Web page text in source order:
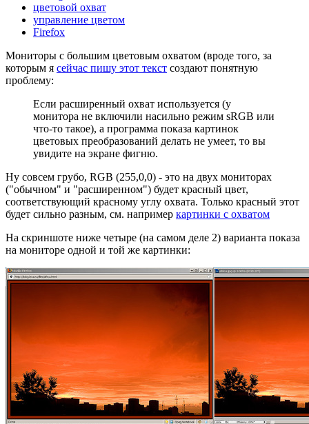
цветовой охват
управление цветом
Firefox
Мониторы с большим цветовым охватом (вроде того, за
которым я сейчас пишу этот текст создают понятную
проблему:
Если расширенный охват используется (у
монитора не включили насильно режим sRGB или
что-то такое), а программа показа картинок
цветовых преобразований делать не умеет, то вы
увидите на экране фигню.
Ну совсем грубо, RGB (255,0,0) - это на двух мониторах
("обычном" и "расширенном") будет красный цвет,
соответствующий красному углу охвата. Только красный этот
будет сильно разным, см. например картинки с охватом
На скриншоте ниже четыре (на самом деле 2) варианта показа
на мониторе одной и той же картинки: